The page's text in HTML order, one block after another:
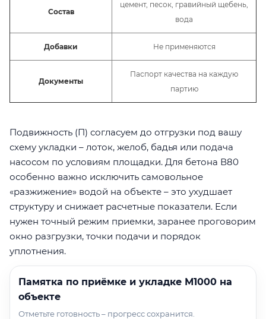
Состав
цемент, песок, гравийный щебень,
вода
Добавки Не применяются
Документы
Паспорт качества на каждую
партию
Подвижность (П) согласуем до отгрузки под вашу
схему укладки – лоток, желоб, бадья или подача
насосом по условиям площадки. Для бетона В80
особенно важно исключить самовольное
«разжижение» водой на объекте – это ухудшает
структуру и снижает расчетные показатели. Если
нужен точный режим приемки, заранее проговорим
окно разгрузки, точки подачи и порядок
уплотнения.
Памятка по приёмке и укладке М1000 на
объекте
Отметьте готовность – прогресс сохранится.